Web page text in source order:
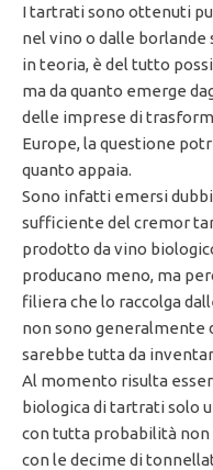
I tartrati sono ottenuti
nel vino o dalle
in teoria, è del tutto
ma da quanto emerge
delle imprese di
Europe, la questione
quanto appaia.
Sono infatti emersi
sufficiente del cremor
prodotto da vino
producano meno, ma
filiera che lo raccolga
non sono generalmente
sarebbe tutta da
Al momento risulta
biologica di tartrati solo
con tutta probabilità non
con le decime di